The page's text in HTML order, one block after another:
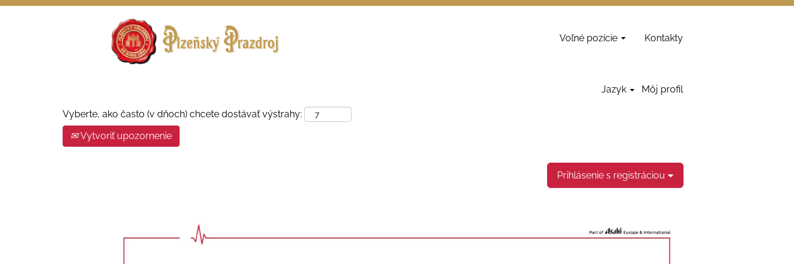
Voľné pozície Kontakty
Jazyk Môj profil
Vyhľadávať podľa kľúčových slov
Zobraziť ďalšie možnosti
Vyberte, ako často (v dňoch) chcete dostávať výstrahy:
Vytvoriť upozornenie
Prihlásenie s registráciou